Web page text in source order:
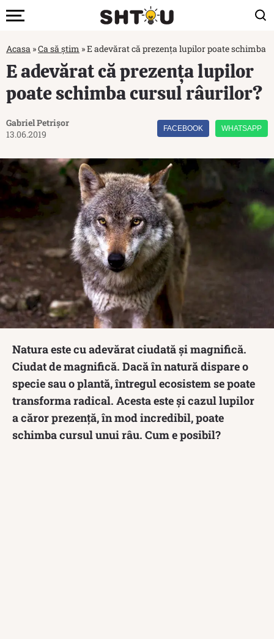
Acasa »Ca să știm »E adevărat că prezența lupilor poate schimba
E adevărat că prezența lupilor
poate schimba cursul râurilor?
Gabriel Petrișor
13.06.2019
FACEBOOK WHATSAPP
Natura este cu adevărat ciudată și magnifică.
Ciudat de magnifică. Dacă în natură dispare o
specie sau o plantă, întregul ecosistem se poate
transforma radical. Acesta este și cazul lupilor
a căror prezență, în mod incredibil, poate
schimba cursul unui râu. Cum e posibil?